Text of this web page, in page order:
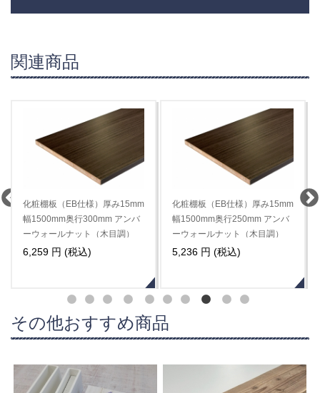
関連商品
化粧棚板（EB仕様）厚み15mm
幅1500mm奥行300mm アンバ
ーウォールナット（木目調）
6,259 円 (税込)
化粧棚板（EB仕様）厚み15mm
幅1500mm奥行250mm アンバ
ーウォールナット（木目調）
5,236 円 (税込)
その他おすすめ商品